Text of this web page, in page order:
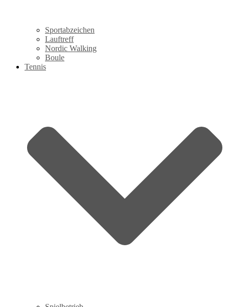
Sportabzeichen
Lauftreff
Nordic Walking
Boule
Tennis